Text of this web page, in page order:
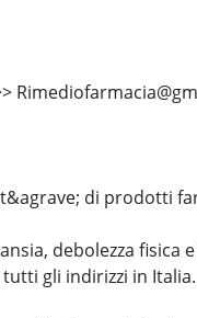
di prodotti
debolezza
gli indirizzi in Italia.